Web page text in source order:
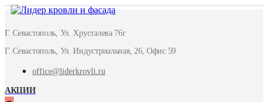
Г. Севастополь, Ул. Хрусталева 76г
Г. Севастополь, Ул. Индустриальная, 26, Офис 59
office@liderkrovli.ru
АКЦИИ